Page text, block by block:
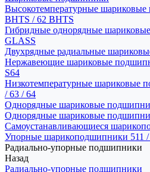
Высокотемпературные
BHTS / 62 BHTS
Гибридные однорядные
GLASS
Двухрядные радиальные
Нержавеющие шариковые
S64
Низкотемпературные шариковые
/ 63 / 64
Однорядные шариковые
Однорядные шариковые
Самоустанавливающиеся
Упорные шарикоподшипники 511 /
Радиально-упорные подшипники
Назад
Радиально-упорные подшипники